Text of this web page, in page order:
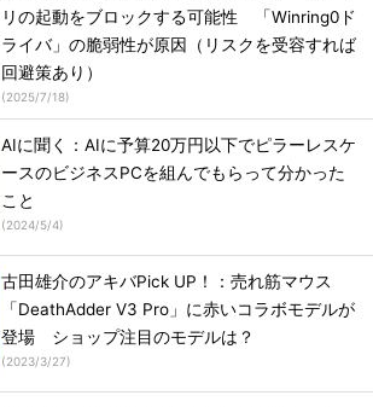
リの起動をブロックする可能性 「Winring0ド
ライバ」の脆弱性が原因（リスクを受容すれば
回避策あり）
(2025/7/18)
AIに聞く：AIに予算20万円以下でピラーレスケ
ースのビジネスPCを組んでもらって分かった
こと
(2024/5/4)
古田雄介のアキバPick UP！：売れ筋マウス
「DeathAdder V3 Pro」に赤いコラボモデルが
登場 ショップ注目のモデルは？
(2023/3/27)